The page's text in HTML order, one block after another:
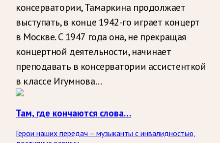
консерватории, Тамаркина продолжает
выступать, в конце 1942-го играет концерт
в Москве. С 1947 года она, не прекращая
концертной деятельности, начинает
преподавать в консерватории ассистенткой
в классе Игумнова…
Там, где кончаются слова…
Герои наших передач – музыканты с инвалидностью,